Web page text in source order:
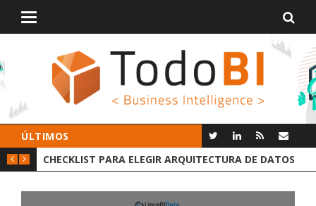
Alternar
ÚLTIMOS
DE DATOS
GROOT AI LINCEBI: LA NUEVA